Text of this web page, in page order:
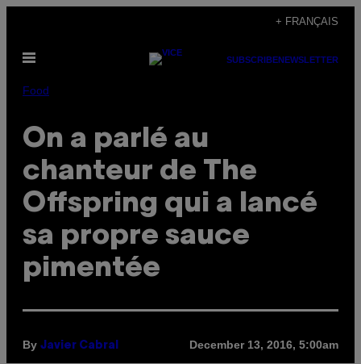
content
+ FRANÇAIS
Open
SUBSCRIBENEWSLETTER
Food
On a parlé au
chanteur de The
Offspring qui a lancé
sa propre sauce
pimentée
By Javier Cabral December 13, 2016, 5:00am